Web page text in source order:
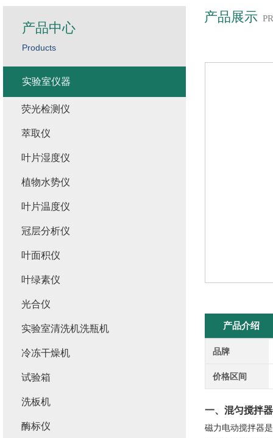
产品展示
产品介绍
品牌
价格区间
一、 混匀搅拌器
磁力电动搅拌器
产品中心
Products
实验室仪器
荧光检测仪
萃取仪
叶片湿度仪
植物水势仪
叶片温度仪
冠层分析仪
叶面积仪
叶绿素仪
光合仪
实验室清洗机洗瓶机
冷冻干燥机
试验箱
洗板机
酶标仪